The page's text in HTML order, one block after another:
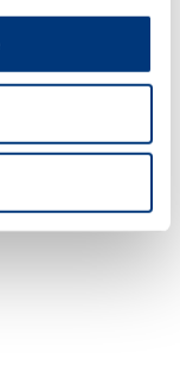
wiedzy